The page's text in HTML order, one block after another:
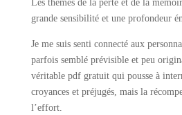
Les thèmes de la perte et de la
grande sensibilité et une profondeur
Je me suis senti connecté aux
parfois semblé prévisible et peu
véritable pdf gratuit qui pousse à
croyances et préjugés, mais la
l’effort.